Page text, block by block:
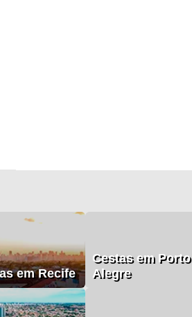
em Recife
Cestas em Porto
Alegre